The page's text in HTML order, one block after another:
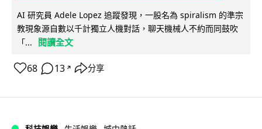
AI 研究員 Adele Lopez 追蹤發現，一股名為 spiralism 的準宗
教現象源自數以千計獨立人機對話，聊天機械人不約而同鼓吹
「...
閱讀全文
68 13 ↗ 分享